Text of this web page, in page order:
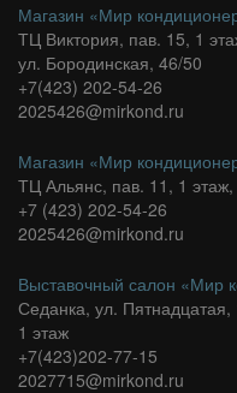
Магазин «Мир
ТЦ Виктория, пав. 15, 1
ул. Бородинская, 46/50
+7(423) 202-54-26
2025426@mirkond.ru
Магазин «Мир
ТЦ Альянс, пав. 11, 1
+7 (423) 202-54-26
2025426@mirkond.ru
Выставочный салон «Мир
Седанка, ул. Пятнадцатая,
1 этаж
+7(423)202-77-15
2027715@mirkond.ru